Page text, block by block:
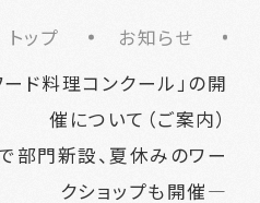
トップ
お知らせ
ド料理コンクール」の開
催について（ご案内）
門新設、夏休みのワー
クショップも開催―